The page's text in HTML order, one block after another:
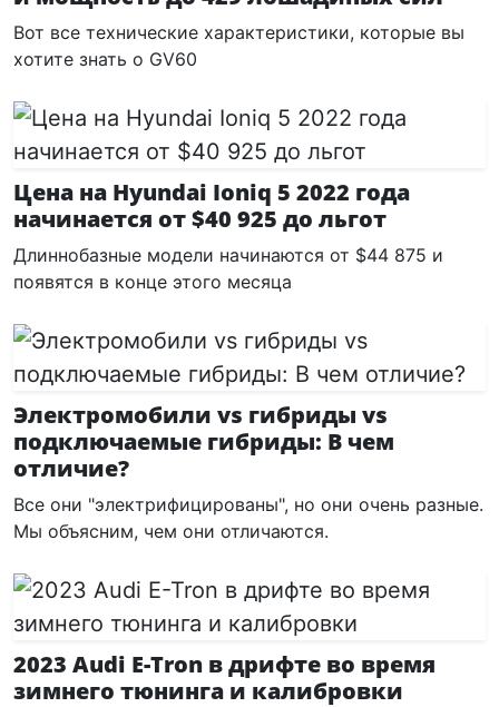
Вот все технические характеристики, которые вы
хотите знать о GV60
Цена на Hyundai Ioniq 5 2022 года
начинается от $40 925 до льгот
Длиннобазные модели начинаются от $44 875 и
появятся в конце этого месяца
Электромобили vs гибриды vs
подключаемые гибриды: В чем
отличие?
Все они "электрифицированы", но они очень разные.
Мы объясним, чем они отличаются.
2023 Audi E-Tron в дрифте во время
зимнего тюнинга и калибровки